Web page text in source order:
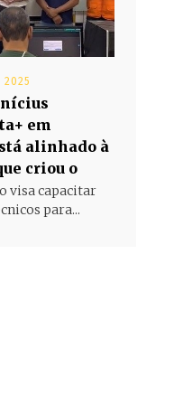
2025
em
alinhado à
criou o
visa capacitar
para...